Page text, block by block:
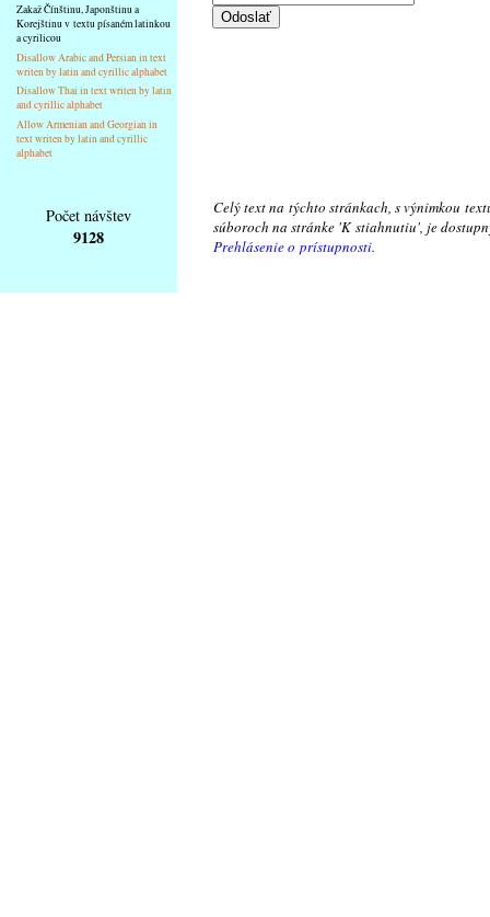
Zakaž Čínštinu, Japonštinu a
Korejštinu v textu písaném latinkou
a cyrilicou
Disallow Arabic and Persian in text
writen by latin and cyrillic alphabet
Disallow Thai in text writen by latin
and cyrillic alphabet
Allow Armenian and Georgian in
text writen by latin and cyrillic
alphabet
Počet návštev
9128
Celý text na týchto stránkach, s výnimkou
súboroch na stránke 'K stiahnutiu', je
Prehlásenie o prístupnosti.